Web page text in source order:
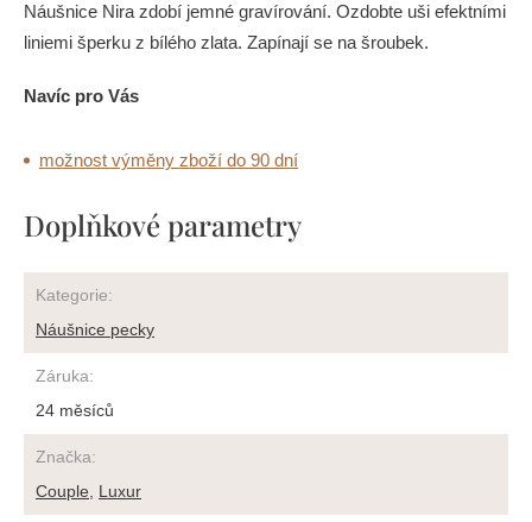
Náušnice Nira zdobí jemné gravírování. Ozdobte uši efektními
liniemi šperku z bílého zlata. Zapínají se na šroubek.
Navíc pro Vás
možnost výměny zboží do 90 dní
Doplňkové parametry
Kategorie:
Náušnice pecky
Záruka:
24 měsíců
Značka:
Couple
Luxur